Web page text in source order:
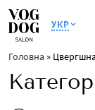
УКР
Головна »